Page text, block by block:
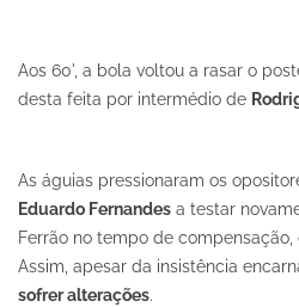
Aos 60', a bola voltou a rasar o
desta feita por intermédio de
As águias pressionaram os
Eduardo Fernandes a testar
Ferrão no tempo de
Assim, apesar da insistência
sofrer alterações.